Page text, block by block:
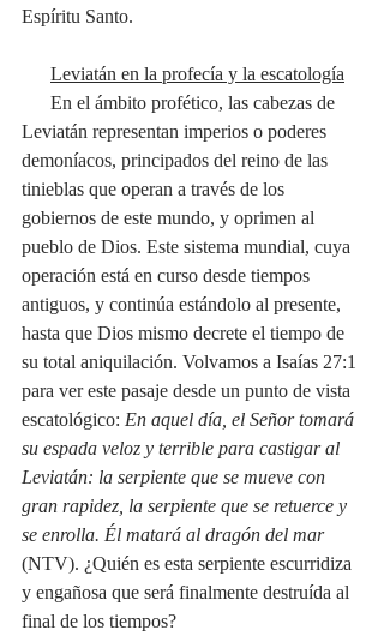
Espíritu Santo.
Leviatán en la profecía y la escatología
Leviatán representan imperios o poderes
demoníacos, principados del reino de las
tinieblas que operan a través de los
gobiernos de este mundo, y oprimen al
pueblo de Dios. Este sistema mundial, cuya
operación está en curso desde tiempos
antiguos, y continúa estándolo al presente,
hasta que Dios mismo decrete el tiempo de
su total aniquilación. Volvamos a Isaías 27:1
para ver este pasaje desde un punto de vista
escatológico: En aquel día, el Señor tomará
su espada veloz y terrible para castigar al
Leviatán: la serpiente que se mueve con
gran rapidez, la serpiente que se retuerce y
se enrolla. Él matará al dragón del mar
(NTV). ¿Quién es esta serpiente escurridiza
y engañosa que será finalmente destruída al
final de los tiempos?